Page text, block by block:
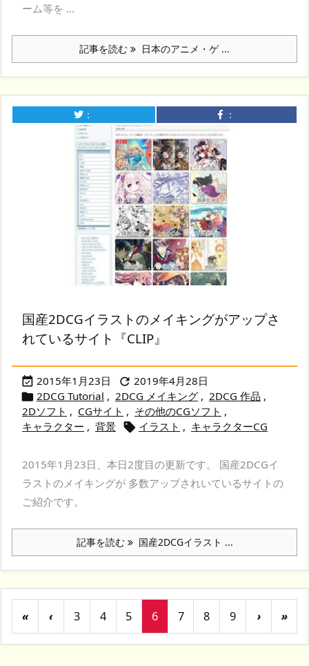
ーム等を ...
記事を読む 日本のアニメ・ゲ ...
： ：
国産2DCGイラストのメイキングがアップさ
れているサイト『CLIP』
 2015年1月23日  2019年4月28日
 2DCG Tutorial , 2DCG メイキング , 2DCG 作品 ,
2Dソフト , CGサイト , その他のCGソフト ,
キャラクター , 背景  イラスト , キャラクターCG
2015年1月23日、本日2度目の更新です。 国産2DCGイ
ラストのメイキングが 多数アップされいているサイトの
ご紹介です。
記事を読む 国産2DCGイラスト ...
« ‹ 3 4 5 6 7 8 9 › »